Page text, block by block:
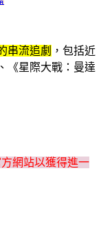
串流追劇 ，包括近
《星際大戰：曼達
網站以獲得進一